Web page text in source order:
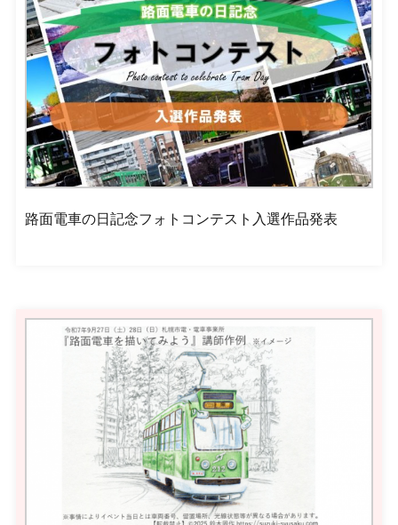
路面電車の日記念フォトコンテスト入選作品発表